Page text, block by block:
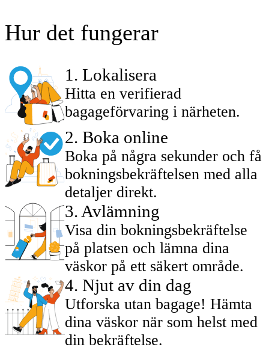
Hur det fungerar
1 . Lokalisera
Hitta en verifierad
bagageförvaring i närheten.
2. Boka online
Boka på några sekunder och få
bokningsbekräftelsen med alla
detaljer direkt.
3. Avlämning
Visa din bokningsbekräftelse
på platsen och lämna dina
väskor på ett säkert område.
4. Njut av din dag
Utforska utan bagage! Hämta
dina väskor när som helst med
din bekräftelse.